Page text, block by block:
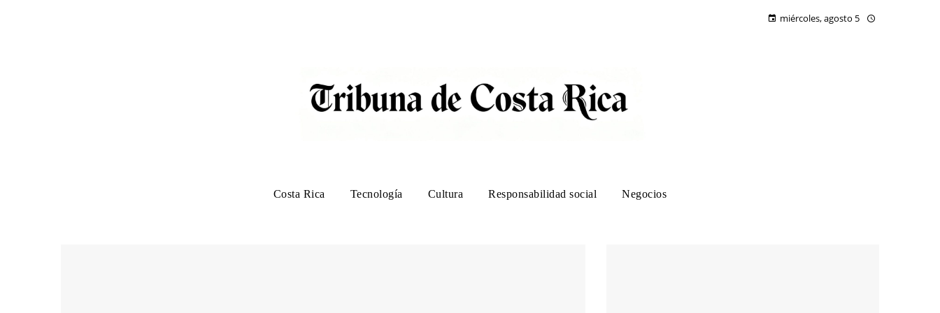
miércoles, agosto 5
Costa Rica Tecnología Cultura Responsabilidad social Negocios